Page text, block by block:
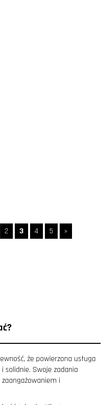
2 3 4 5 »
że powierzona usługa
solidnie. Swoje zadania
i